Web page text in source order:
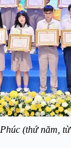
Phúc (thứ năm,